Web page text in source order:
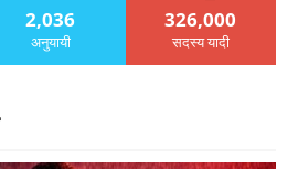
2,036
अनुयायी
326,000
सदस्य यादी